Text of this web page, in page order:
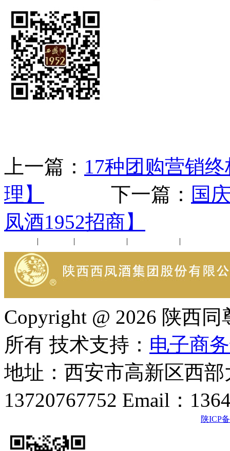
上一篇： 17种团购营销
理】
下一篇： 国
凤酒1952招商】
| | | |
Copyright @ 2026 陕西
所有 技术支持： 电子商
地址：西安市高新区西
13720767752 Email：
陕ICP